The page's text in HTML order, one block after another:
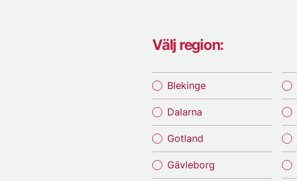
Välj region:
Blekinge
Dalarna
Gotland
Gävleborg